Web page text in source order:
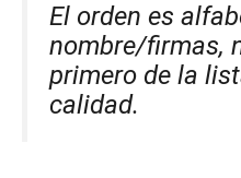
El orden es
nombre/firmas,
primero de la
calidad.